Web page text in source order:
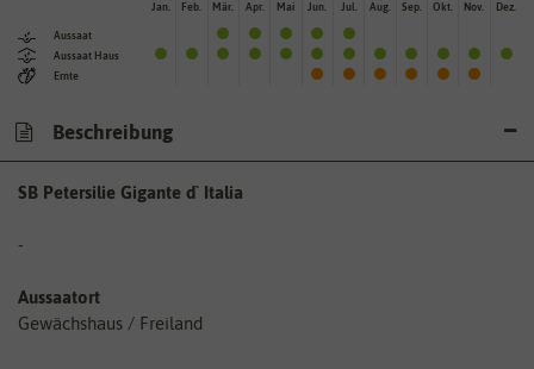
Aussaat
Aussaat Haus
Ernte
Jan. Feb. Mär. Apr. Mai Jun. Jul. Aug. Sep. Okt. Nov. Dez.
Beschreibung
SB Petersilie Gigante d` Italia
-
Aussaatort
Gewächshaus / Freiland